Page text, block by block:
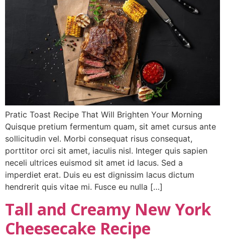
Pratic Toast Recipe That Will Brighten Your Morning
Quisque pretium fermentum quam, sit amet cursus ante
sollicitudin vel. Morbi consequat risus consequat,
porttitor orci sit amet, iaculis nisl. Integer quis sapien
neceli ultrices euismod sit amet id lacus. Sed a
imperdiet erat. Duis eu est dignissim lacus dictum
hendrerit quis vitae mi. Fusce eu nulla […]
Tall and Creamy New York
Cheesecake Recipe